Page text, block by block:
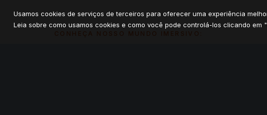
CONHEÇA NOSSO MUNDO IMERSIVO:
Usamos cookies de serviços de terceiros para oferecer uma experiência
Leia sobre como usamos cookies e como você pode controlá-los clicando em